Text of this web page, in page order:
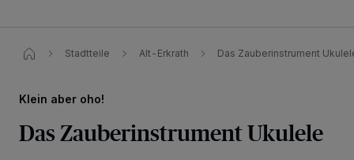
Stadtteile Alt-Erkrath Das Zauberinstrument
Klein aber oho!
Das Zauberinstrument Ukulele